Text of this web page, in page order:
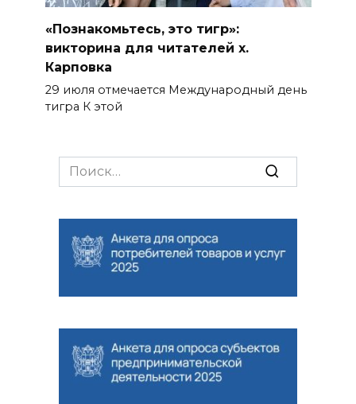
«Познакомьтесь, это тигр»:
викторина для читателей х.
Карповка
29 июля отмечается Международный день
тигра К этой
Search
for: